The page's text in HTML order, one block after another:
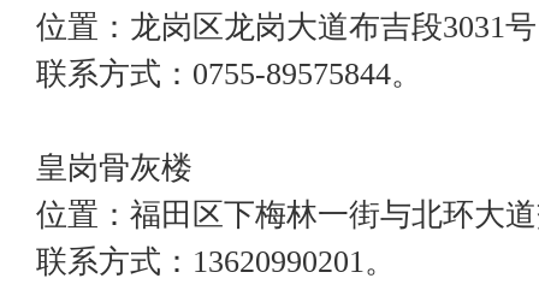
位置：龙岗区龙岗大道布吉段3031号
联系方式：0755-89575844。
皇岗骨灰楼
位置：福田区下梅林一街与北环大
联系方式：13620990201。